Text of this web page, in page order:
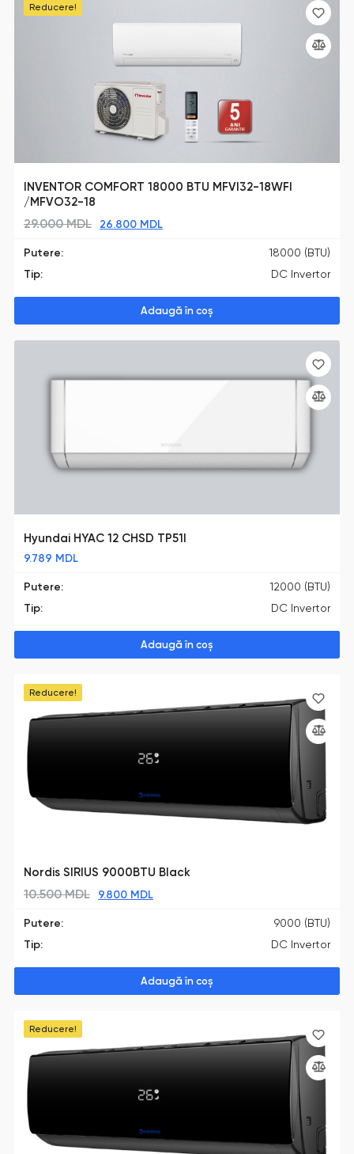
Reducere!
INVENTOR COMFORT 18000 BTU MFVI32-18WFI
/MFVO32-18
29.000MDL 26.800 MDL
Putere:
18000 (BTU)
Tip: DC Invertor
Adaugă în coș
Hyundai HYAC 12 CHSD TP51I
9.789 MDL
Putere:
12000 (BTU)
Tip: DC Invertor
Adaugă în coș
Reducere!
Nordis SIRIUS 9000BTU Black
10.500MDL 9.800 MDL
Putere:
9000 (BTU)
Tip: DC Invertor
Adaugă în coș
Reducere!